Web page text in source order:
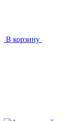
В корзину